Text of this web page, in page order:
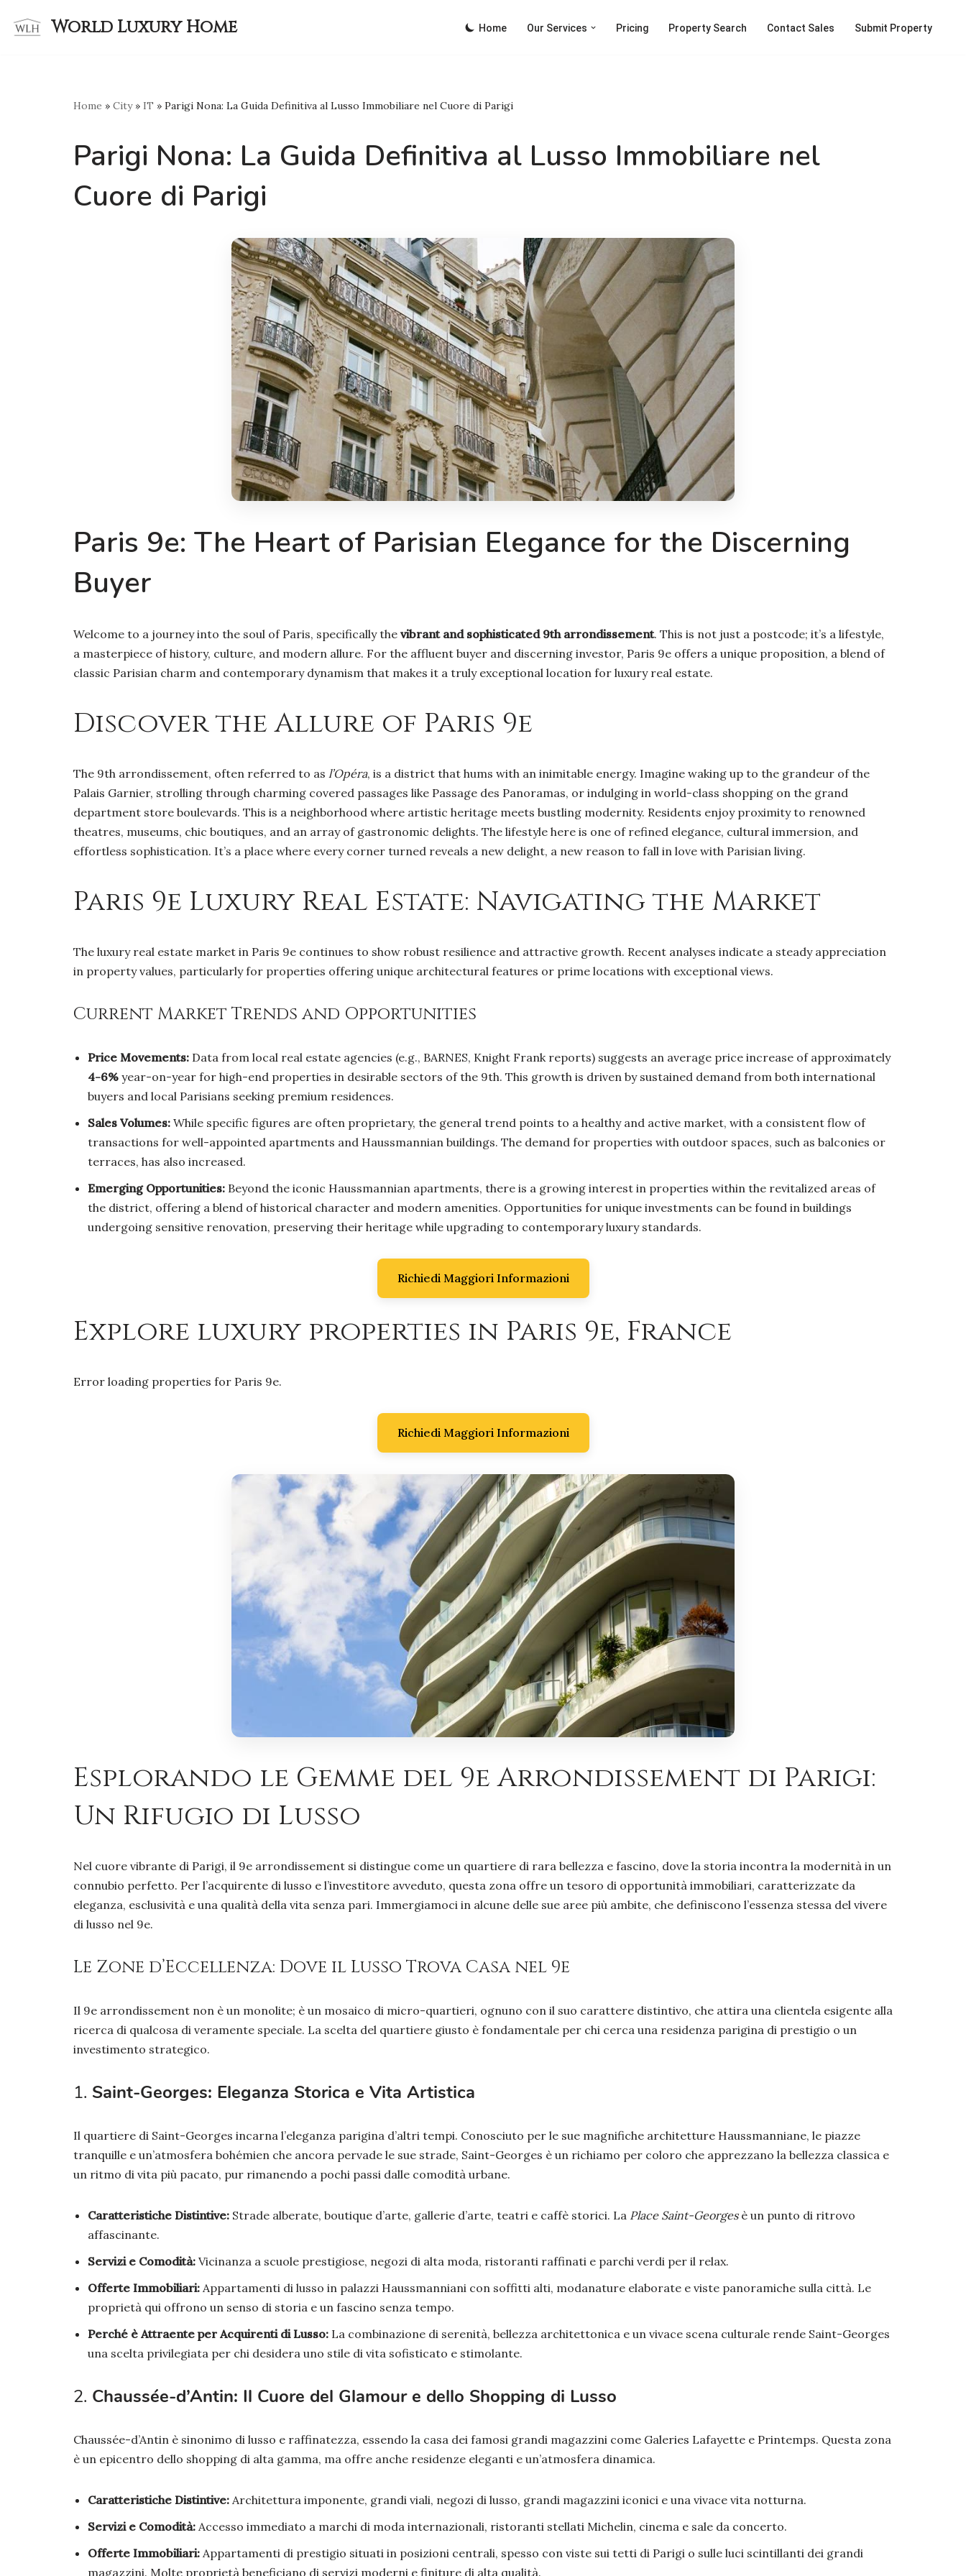
Skip
World Luxury Home Home Our Services Pricing Property Search Contact Sales Submit Property
Home » City» IT » Parigi Nona: La Guida Definitiva al Lusso Immobiliare nel Cuore di Parigi
Parigi Nona: La Guida Definitiva al Lusso Immobiliare nel
Cuore di Parigi
Paris 9e: The Heart of Parisian Elegance for the Discerning
Buyer
Welcome to a journey into the soul of Paris, specifically the vibrant and sophisticated 9th arrondissement. This is not just a postcode; it’s a lifestyle,
a masterpiece of history, culture, and modern allure. For the affluent buyer and discerning investor, Paris 9e offers a unique proposition, a blend of
classic Parisian charm and contemporary dynamism that makes it a truly exceptional location for luxury real estate.
Discover the Allure of Paris 9e
The 9th arrondissement, often referred to as l’Opéra, is a district that hums with an inimitable energy. Imagine waking up to the grandeur of the
Palais Garnier, strolling through charming covered passages like Passage des Panoramas, or indulging in world-class shopping on the grand
department store boulevards. This is a neighborhood where artistic heritage meets bustling modernity. Residents enjoy proximity to renowned
theatres, museums, chic boutiques, and an array of gastronomic delights. The lifestyle here is one of refined elegance, cultural immersion, and
effortless sophistication. It’s a place where every corner turned reveals a new delight, a new reason to fall in love with Parisian living.
Paris 9e Luxury Real Estate: Navigating the Market
The luxury real estate market in Paris 9e continues to show robust resilience and attractive growth. Recent analyses indicate a steady appreciation
in property values, particularly for properties offering unique architectural features or prime locations with exceptional views.
Current Market Trends and Opportunities
Price Movements: Data from local real estate agencies (e.g., BARNES, Knight Frank reports) suggests an average price increase of approximately
4-6% year-on-year for high-end properties in desirable sectors of the 9th. This growth is driven by sustained demand from both international
buyers and local Parisians seeking premium residences.
Sales Volumes: While specific figures are often proprietary, the general trend points to a healthy and active market, with a consistent flow of
transactions for well-appointed apartments and Haussmannian buildings. The demand for properties with outdoor spaces, such as balconies or
terraces, has also increased.
Emerging Opportunities: Beyond the iconic Haussmannian apartments, there is a growing interest in properties within the revitalized areas of
the district, offering a blend of historical character and modern amenities. Opportunities for unique investments can be found in buildings
undergoing sensitive renovation, preserving their heritage while upgrading to contemporary luxury standards.
Richiedi Maggiori Informazioni
Explore luxury properties in Paris 9e, France
Error loading properties for Paris 9e.
Richiedi Maggiori Informazioni
Esplorando le Gemme del 9e Arrondissement di Parigi:
Un Rifugio di Lusso
Nel cuore vibrante di Parigi, il 9e arrondissement si distingue come un quartiere di rara bellezza e fascino, dove la storia incontra la modernità in un
connubio perfetto. Per l’acquirente di lusso e l’investitore avveduto, questa zona offre un tesoro di opportunità immobiliari, caratterizzate da
eleganza, esclusività e una qualità della vita senza pari. Immergiamoci in alcune delle sue aree più ambite, che definiscono l’essenza stessa del vivere
di lusso nel 9e.
Le Zone d’Eccellenza: Dove il Lusso Trova Casa nel 9e
Il 9e arrondissement non è un monolite; è un mosaico di micro-quartieri, ognuno con il suo carattere distintivo, che attira una clientela esigente alla
ricerca di qualcosa di veramente speciale. La scelta del quartiere giusto è fondamentale per chi cerca una residenza parigina di prestigio o un
investimento strategico.
1. Saint-Georges: Eleganza Storica e Vita Artistica
Il quartiere di Saint-Georges incarna l’eleganza parigina d’altri tempi. Conosciuto per le sue magnifiche architetture Haussmanniane, le piazze
tranquille e un’atmosfera bohémien che ancora pervade le sue strade, Saint-Georges è un richiamo per coloro che apprezzano la bellezza classica e
un ritmo di vita più pacato, pur rimanendo a pochi passi dalle comodità urbane.
Caratteristiche Distintive: Strade alberate, boutique d’arte, gallerie d’arte, teatri e caffè storici. La Place Saint-Georgesè un punto di ritrovo
affascinante.
Servizi e Comodità: Vicinanza a scuole prestigiose, negozi di alta moda, ristoranti raffinati e parchi verdi per il relax.
Offerte Immobiliari: Appartamenti di lusso in palazzi Haussmanniani con soffitti alti, modanature elaborate e viste panoramiche sulla città. Le
proprietà qui offrono un senso di storia e un fascino senza tempo.
Perché è Attraente per Acquirenti di Lusso: La combinazione di serenità, bellezza architettonica e un vivace scena culturale rende Saint-Georges
una scelta privilegiata per chi desidera uno stile di vita sofisticato e stimolante.
2. Chaussée-d’Antin: Il Cuore del Glamour e dello Shopping di Lusso
Chaussée-d’Antin è sinonimo di lusso e raffinatezza, essendo la casa dei famosi grandi magazzini come Galeries Lafayette e Printemps. Questa zona
è un epicentro dello shopping di alta gamma, ma offre anche residenze eleganti e un’atmosfera dinamica.
Caratteristiche Distintive: Architettura imponente, grandi viali, negozi di lusso, grandi magazzini iconici e una vivace vita notturna.
Servizi e Comodità: Accesso immediato a marchi di moda internazionali, ristoranti stellati Michelin, cinema e sale da concerto.
Offerte Immobiliari: Appartamenti di prestigio situati in posizioni centrali, spesso con viste sui tetti di Parigi o sulle luci scintillanti dei grandi
magazzini. Molte proprietà beneficiano di servizi moderni e finiture di alta qualità.